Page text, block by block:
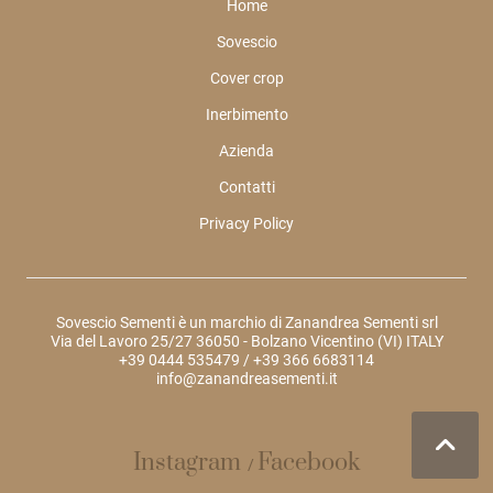
Home
Sovescio
Cover crop
Inerbimento
Azienda
Contatti
Privacy Policy
Sovescio Sementi è un marchio di Zanandrea Sementi srl
Via del Lavoro 25/27 36050 - Bolzano Vicentino (VI) ITALY
+39 0444 535479 /+39 366 6683114
info@zanandreasementi.it
Instagram / Facebook